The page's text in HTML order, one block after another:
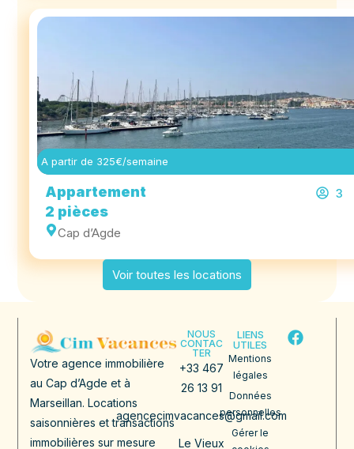
A partir de 325€/semaine
Appartement
2 pièces
Cap d’Agde
3
Voir toutes les locations
Votre agence immobilière
au Cap d’Agde et à
Marseillan. Locations
saisonnières et transactions
immobilières sur mesure
NOUS
CONTAC
TER
+33 467
26 13 91
agencecimvacances@gmail.com
Le Vieux
LIENS
UTILES
Mentions
légales
Données
personnelles
Gérer le